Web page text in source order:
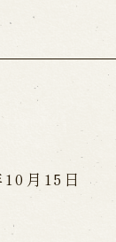
月15日